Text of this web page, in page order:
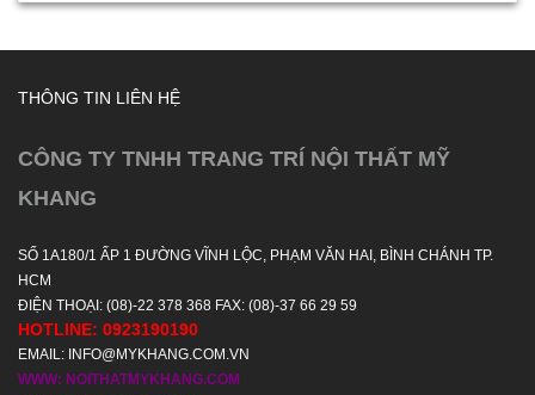
THÔNG TIN LIÊN HỆ
CÔNG TY TNHH TRANG TRÍ NỘI THẤT MỸ
KHANG
SỐ 1A180/1 ẤP 1 ĐƯỜNG VĨNH LỘC, PHẠM VĂN HAI, BÌNH CHÁNH TP.
HCM
ĐIỆN THOẠI: (08)-22 378 368 FAX: (08)-37 66 29 59
HOTLINE: 0923190190
EMAIL: INFO@MYKHANG.COM.VN
WWW: NOITHATMYKHANG.COM